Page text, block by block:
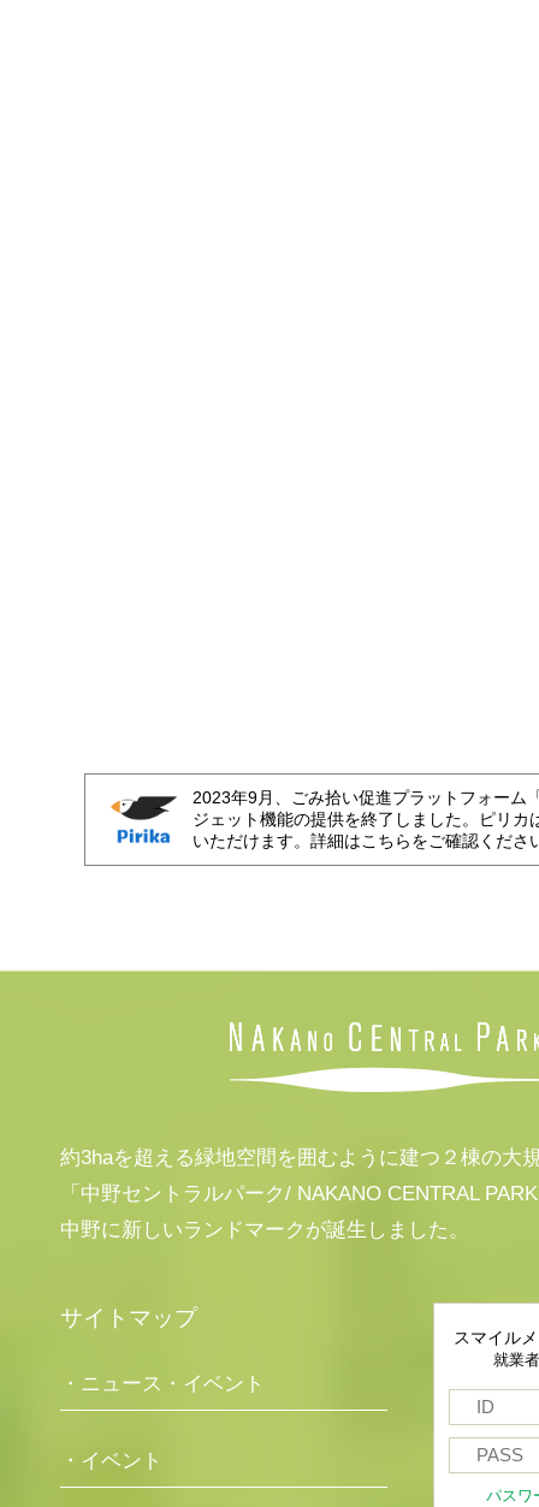
2023年9月、ごみ拾い促進プラットフォーム
ジェット機能の提供を終了しました。ピリカ
いただけます。詳細はこちらをご確認くださ
約3haを超える緑地空間を囲むように建つ２棟の大
「中野セントラルパーク/ NAKANO CENTRAL
中野に新しいランドマークが誕生しました。
サイトマップ
・ニュース・イベント
・イベント
スマイル
就業
パスワ